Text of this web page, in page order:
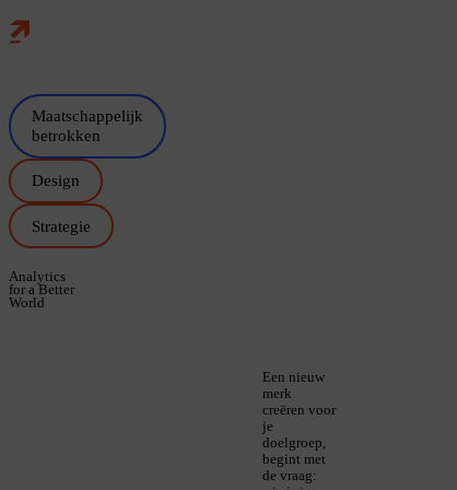
Skip naar main content
Maatschappelijk
betrokken
Design
Strategie
Analytics
for a Better
World
Een nieuw
merk
creëren voor
je
doelgroep,
begint met
de vraag: